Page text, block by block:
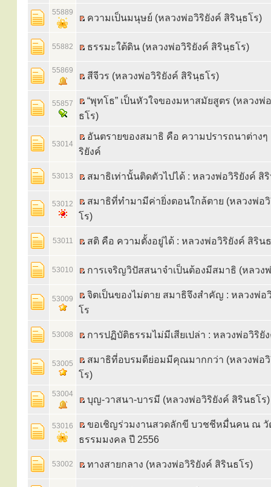
55889
ความเป็นมนุษย์ (หลวงพ่อวิริยังค์ สิรินฺธโร)
55882 ธรรมะใต้ดิน (หลวงพ่อวิริยังค์ สิรินฺธโร)
55869
สีจีวร (หลวงพ่อวิริยังค์ สิรินฺธโร)
55857
“พุทโธ” เป็นหัวใจของมหาสมัยสูตร (หลวงพ่
ธโร)
53014
อันตรายของสมาธิ คือ ความปรารถนาต่างๆ
ริยังค์
53013 สมาธิเท่านั้นติดตัวไปได้ : หลวงพ่อวิริยังค์ สิ
53012
สมาธิที่ทำมามีค่ายิ่งตอนใกล้ตาย (หลวงพ่อ
โร)
53011 สติ คือ ความตั้งอยู่ได้ : หลวงพ่อวิริยังค์ สิริน
53010 การเจริญวิปัสสนาจำเป็นต้องมีสมาธิ (หลวง
53009
จิตเป็นของไม่ตาย สมาธิจึงสำคัญ : หลวงพ่อ
โร
53008 การปฏิบัติธรรมไม่มีเสียเปล่า : หลวงพ่อวิริยั
53005
สมาธิที่อบรมดีย่อมมีคุณมากกว่า (หลวงพ่อ
โร)
53004
บุญ-วาสนา-บารมี (หลวงพ่อวิริยังค์ สิรินธโร)
53016
ขอเชิญร่วมงานสวดลักขี บวชชีหมื่นคน ณ วั
ธรรมมงคล ปี 2556
53002 ทางสายกลาง (หลวงพ่อวิริยังค์ สิรินธโร)